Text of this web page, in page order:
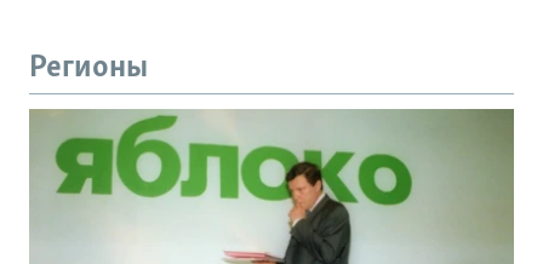
Регионы